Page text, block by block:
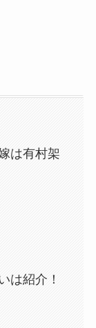
は有村架
は紹介！